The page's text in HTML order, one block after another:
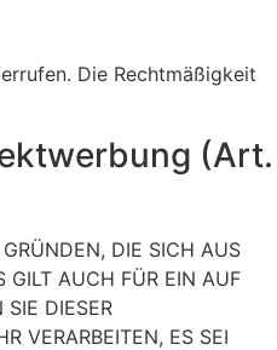
Die Rechtmäßigkeit
(Art.
DIE SICH AUS
GILT AUCH FÜR EIN AUF
DIESER
VERARBEITEN, ES SEI